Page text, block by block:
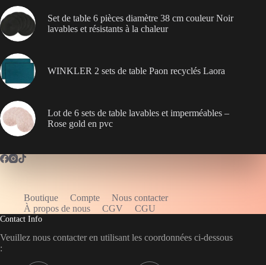
Set de table 6 pièces diamètre 38 cm couleur Noir
lavables et résistants à la chaleur
WINKLER 2 sets de table Paon recyclés Laora
Lot de 6 sets de table lavables et imperméables –
Rose gold en pvc
Boutique Compte
Nous contacter
À propos de nous
CGV CGU
Contact Info
Veuillez nous contacter en utilisant les coordonnées ci-dessous
:
WELCOME5